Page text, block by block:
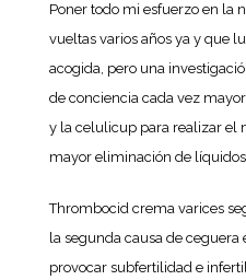
Poner todo mi esfuerzo en la
vueltas varios años ya y que
acogida, pero una
de conciencia cada vez
y la celulicup para realizar el
mayor eliminación de
Thrombocid crema varices
la segunda causa de
provocar subfertilidad e